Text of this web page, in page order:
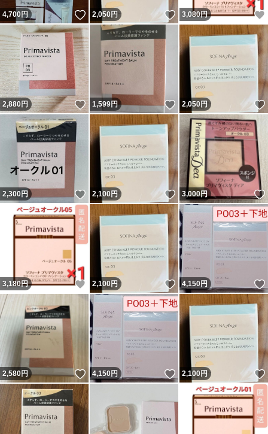
4,700円 いいね！
2,050円 いいね！
3,080円
2,880円 いいね！
1,599円 いいね！
2,050円
2,300円 いいね！
2,100円 いいね！
3,000円
3,180円 いいね！
2,100円 いいね！
4,150円
2,580円 いいね！
4,150円 いいね！
2,100円